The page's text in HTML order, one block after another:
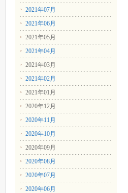
2021年07月
2021年06月
2021年05月
2021年04月
2021年03月
2021年02月
2021年01月
2020年12月
2020年11月
2020年10月
2020年09月
2020年08月
2020年07月
2020年06月